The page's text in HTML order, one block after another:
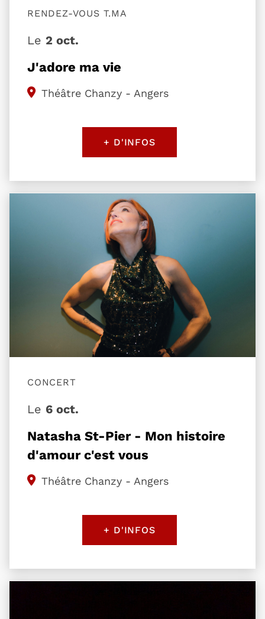
J'adore ma vie
RENDEZ-VOUS T.MA
Le 2 oct.
Théâtre Chanzy - Angers
+ D'INFOS
Natasha St-Pier - Mon histoire
d'amour c'est vous
CONCERT
Le 6 oct.
Théâtre Chanzy - Angers
+ D'INFOS
Plus d'information sur l'évènement Natasha